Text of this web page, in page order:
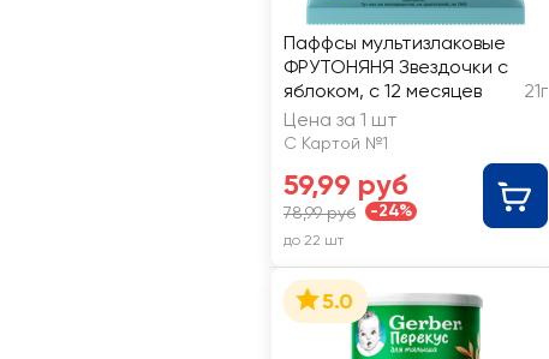
Паффсы мультизлаковые
ФРУТОНЯНЯ Звездочки с
яблоком, с 12 месяцев
21г
Цена за 1 шт
С Картой №1
59,99 руб
78,99 руб -24%
до 22 шт
5.0